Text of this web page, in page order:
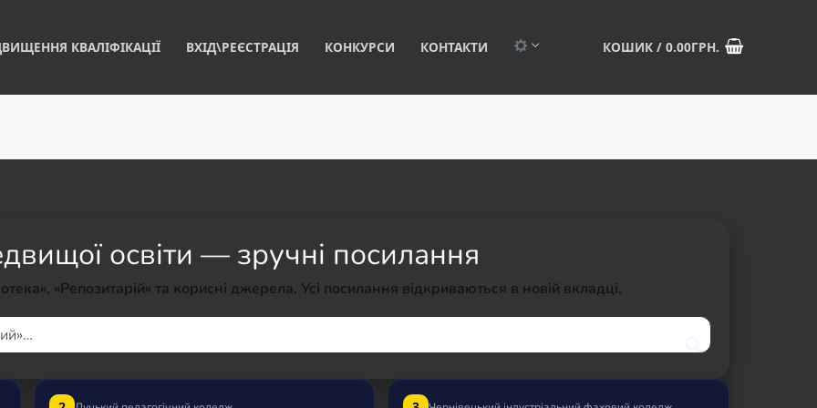
КВАЛІФІКАЦІЇ ВХІД\РЕЄСТРАЦІЯ КОНКУРСИ КОНТАКТИ КОШИК / 0.00ГРН.
освіти — зручні посилання
«Репозитарій» та корисні джерела. Усі посилання відкриваються в новій вкладці.